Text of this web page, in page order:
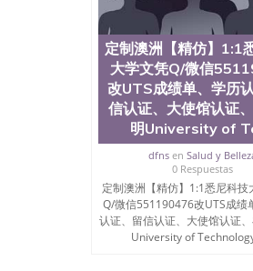
定制澳洲【精仿】1:1
大学文凭Q/微信
改UTS成绩单、学历
信认证、大使馆认证
明University of
dfns enSalud y
0 Respuestas
定制澳洲【精仿】1:1悉尼科技
Q/微信551190476改UTS成绩
认证、留信认证、大使馆认证
University of